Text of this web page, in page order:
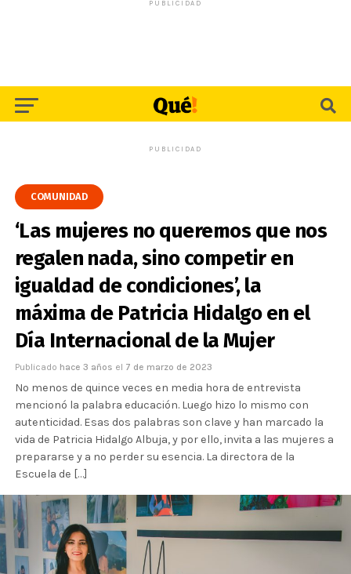
PUBLICIDAD
PUBLICIDAD
COMUNIDAD
‘Las mujeres no queremos que nos
regalen nada, sino competir en
igualdad de condiciones’, la
máxima de Patricia Hidalgo en el
Día Internacional de la Mujer
Publicado hace 3 años el 7 de marzo de 2023
No menos de quince veces en media hora de entrevista
mencionó la palabra educación. Luego hizo lo mismo con
autenticidad. Esas dos palabras son clave y han marcado la
vida de Patricia Hidalgo Albuja, y por ello, invita a las mujeres a
prepararse y a no perder su esencia. La directora de la
Escuela de […]